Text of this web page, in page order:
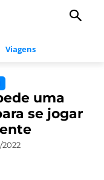
Viagens
uma
se jogar
2022